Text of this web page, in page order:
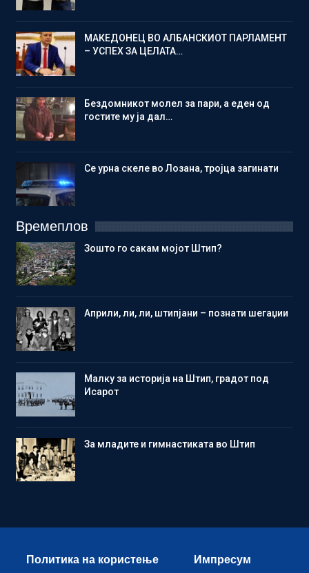
МАКЕДОНЕЦ ВО АЛБАНСКИОТ ПАРЛАМЕНТ
– УСПЕХ ЗА ЦЕЛАТА…
Бездомникот молел за пари, а еден од
гостите му ја дал…
Се урна скеле во Лозана, тројца загинати
Времеплов
Зошто го сакам мојот Штип?
Aприли, ли, ли, штипјани – познати шегаџии
Малку за историја на Штип, градот под
Исарот
Зa младите и гимнастиката во Штип
Политика на користење Импресум